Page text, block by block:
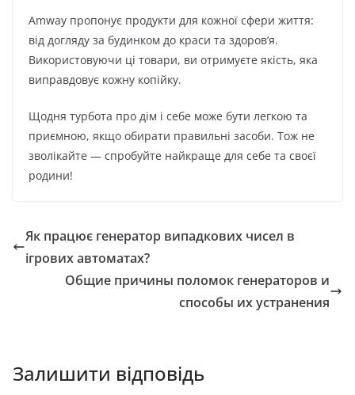
Amway пропонує продукти для кожної сфери життя:
від догляду за будинком до краси та здоров’я.
Використовуючи ці товари, ви отримуєте якість, яка
виправдовує кожну копійку.
Щодня турбота про дім і себе може бути легкою та
приємною, якщо обирати правильні засоби. Тож не
зволікайте — спробуйте найкраще для себе та своєї
родини!
Як працює генератор випадкових чисел в
ігрових автоматах?
Общие причины поломок генераторов и
способы их устранения
Залишити відповідь